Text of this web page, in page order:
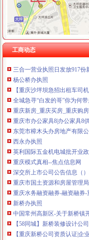
杭州思锐贸易有限公司重庆
工商动态
曾家办执照
成都办理糕店营业执照找哪
这座城开公司办执照只需1小
外卖现代办入驻：无需营业
中关村示范区零售电商市内
三合一营业执照日发放917
杨公桥办执照
【重庆沙坪坝急招出租车司
全城急寻“白发的哥”你为何
重庆新房_重庆买房_重庆购房
重庆市办公家具8|办公家具8
东莞市樟木头办房地产有限
西永办执照
英利国际五金机电城批开业
重庆模式真相--焦点信息网
深交所上市公司公告信息（）
重庆市国土资源和房屋管理
重庆水务融资融券-融资融券-
新桥办执照
中国常州高新区-关于新桥镇
【58同城】新桥装修设计公
【重庆新桥公司资质认证|企
深圳市手机外壳印机|手机